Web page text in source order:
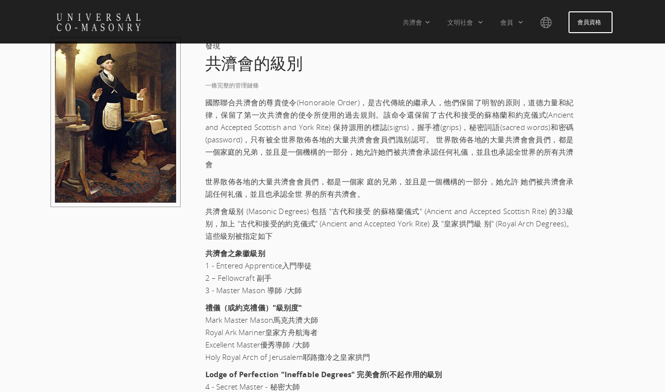
共濟會
為什想成為共濟會會員？
共濟會的管治
共濟會的級別
共濟會文章
文明社會 會員
購買標識徽章
社交媒體
PORTUGUÊS
العربية
СРПСКИ
會員資格
發現
共濟會的級別
一條完整的管理鏈條
國際聯合共濟會的尊貴使令(Honorable Order)，是古代傳統的繼承人，他們保留了明智的原則，道德力量和紀
律，保留了第一次共濟會的使令所使用的過去規則。該命令還保留了古代和接受的蘇格蘭和約克儀式(Ancient
and Accepted Scottish and York Rite) 保持源用的標誌(signs)，握手禮(grips)，秘密詞語(sacred words)和密碼
(password)，只有被全世界散佈各地的大量共濟會會員們識别認可。 世界散佈各地的大量共濟會會員們，都是
一個家庭的兄弟，並且是一個機構的一部分，她允許她們被共濟會承認任何礼儀，並且也承認全世界的所有共濟
會
世界散佈各地的大量共濟會會員們，都是一個家 庭的兄弟，並且是一個機構的一部分，她允許 她們被共濟會承
認任何礼儀，並且也承認全世 界的所有共濟會。
共濟會級别 (Masonic Degrees) 包括 "古代和接受 的蘇格蘭儀式" (Ancient and Accepted Scottish Rite) 的33級
别，加上 "古代和接受的約克儀式" (Ancient and Accepted York Rite) 及 "皇家拱門級 别" (Royal Arch Degrees)。
這些級别被指定如下
共濟會之象徽級别
1 - Entered Apprentice入門學徒
2 – Fellowcraft 副手
3 - Master Mason 導師 /大師
禮儀（或約克禮儀）"級别度"
Mark Master Mason馬克共濟大師
Royal Ark Mariner皇家方舟航海者
Excellent Master優秀導師 /大師
Holy Royal Arch of Jerusalem耶路撒冷之皇家拱門
Lodge of Perfection "Ineffable Degrees" 完美會所(不起作用的級別
4 - Secret Master - 秘密大師